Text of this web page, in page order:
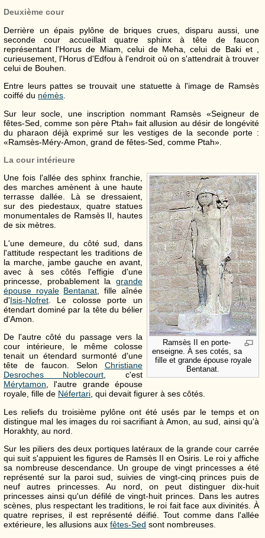
Deuxième cour
Derrière un épais pylône de briques crues, disparu aussi, une
seconde cour accueillait quatre sphinx à tête de faucon
représentant l'Horus de Miam, celui de Meha, celui de Baki et ,
curieusement, l'Horus d'Edfou à l'endroit où on s'attendrait à trouver
celui de Bouhen.
Entre leurs pattes se trouvait une statuette à l'image de Ramsès
coiffé du némès.
Sur leur socle, une inscription nommant Ramsès «Seigneur de
fêtes-Sed, comme son père Ptah» fait allusion au désir de longévité
du pharaon déjà exprimé sur les vestiges de la seconde porte :
«Ramsès-Méry-Amon, grand de fêtes-Sed, comme Ptah».
La cour intérieure
Ramsès
en porte-
enseigne. À ses cotés, sa
fille et grande épouse royale
Bentanat.
Une fois l'allée des sphinx franchie,
des marches amènent à une haute
terrasse dallée. Là se dressaient,
sur des piedestaux, quatre statues
monumentales de Ramsès II, hautes
de six mètres.
L'une demeure, du côté sud, dans
l'attitude respectant les traditions de
la marche, jambe gauche en avant,
avec à ses côtés l'effigie d'une
princesse, probablement la grande
épouse royale Bentanat , fille aînée
d'Isis-Nofret . Le colosse porte un
étendart dominé par la tête du bélier
d'Amon.
De l'autre côté du passage vers la
cour intérieure, le même colosse
tenait un étendard surmonté d'une
tête de faucon. Selon Christiane
Desroches Noblecourt, c'est
Mérytamon, l'autre grande épouse
royale, fille de Néfertari, qui devait figurer à ses côtés.
Les reliefs du troisième pylône ont été usés par le temps et on
distingue mal les images du roi sacrifiant à Amon, au sud, ainsi qu'à
Horakhty, au nord.
Sur les piliers des deux portiques latéraux de la grande cour carrée
qui suit s'appuient les figures de Ramsès II en Osiris. Le roi y affiche
sa nombreuse descendance. Un groupe de vingt princesses a été
représenté sur la paroi sud, suivies de vingt-cinq princes puis de
neuf autres princesses. Au nord, on peut distinguer dix-huit
princesses ainsi qu'un défilé de vingt-huit princes. Dans les autres
scènes, plus respectant les traditions, le roi fait face aux divinités. À
quatre reprises, il est représenté déifié. Tout comme dans l'allée
extérieure, les allusions aux fêtes-Sed sont nombreuses.